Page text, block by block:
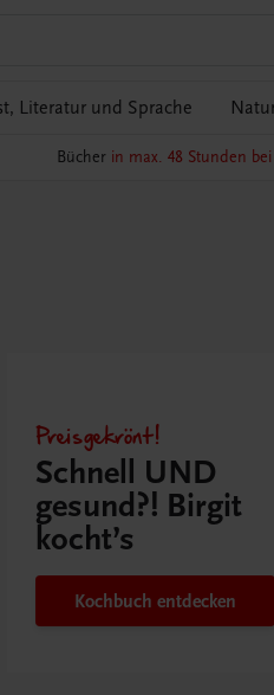
Literatur und Sprache
Bücher in max. 48 Stunden
Preisgekrönt!
Schnell UND
gesund?! Birgit
kocht’s
Kochbuch entdecken